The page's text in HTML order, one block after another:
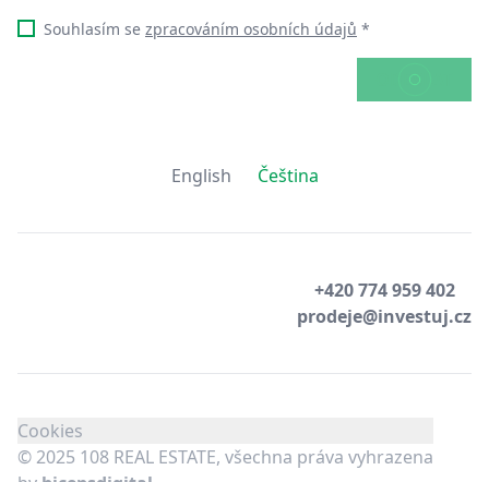
Souhlasím se zpracováním osobních údajů *
ODESLAT
English Čeština
+420 774 959 402
prodeje@investuj.cz
Cookies
© 2025 108 REAL ESTATE, všechna práva vyhrazena